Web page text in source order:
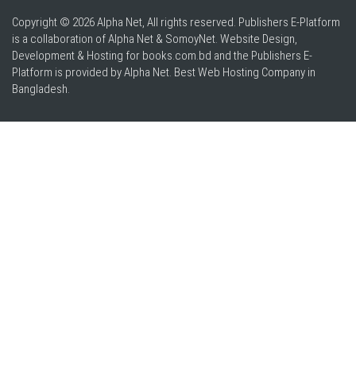
Copyright © 2026 Alpha Net, All rights reserved. Publishers E-Platform
is a collaboration of Alpha Net & SomoyNet. Website Design,
Development & Hosting for books.com.bd and the Publishers E-
Platform is provided by Alpha Net. BestWeb Hosting Company in
Bangladesh.